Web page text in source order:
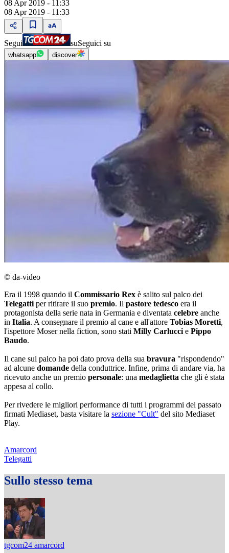
08 Apr 2019 - 11:33
08 Apr 2019 - 11:33
Segui suSeguici su
whatsapp discover
© da-video
Era il 1998 quando il Commissario Rex è salito sul palco dei
Telegatti per ritirare il suo premio. Il pastore tedesco era il
protagonista della serie nata in Germania e diventata celebre anche
in Italia. A consegnare il premio al cane e all'attore Tobias Moretti,
l'ispettore Moser nella fiction, sono stati Milly Carlucci e Pippo
Baudo.
Il cane sul palco ha poi dato prova della sua bravura "rispondendo"
ad alcune domande della conduttrice. Infine, prima di andare via, ha
ricevuto anche un premio personale: una medaglietta che gli è stata
appesa al collo.
Per rivedere le migliori performance di tutti i programmi del passato
firmati Mediaset, basta visitare la sezione "Cult" del sito Mediaset
Play.
Amarcord
Telegatti
Sullo stesso tema
tgcom24 amarcord